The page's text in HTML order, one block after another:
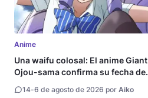
Anime
Una waifu colosal: El anime Giant
Ojou-sama confirma su fecha de
14-6 de agosto de 2026 por Aiko